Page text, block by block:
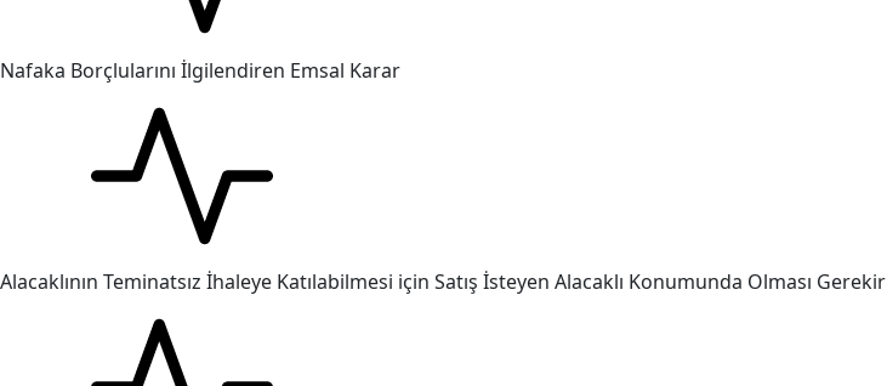
Nafaka Borçlularını İlgilendiren Emsal Karar
Alacaklının Teminatsız İhaleye Katılabilmesi için Satış İsteyen Alacaklı Konumunda Olması Gerekir